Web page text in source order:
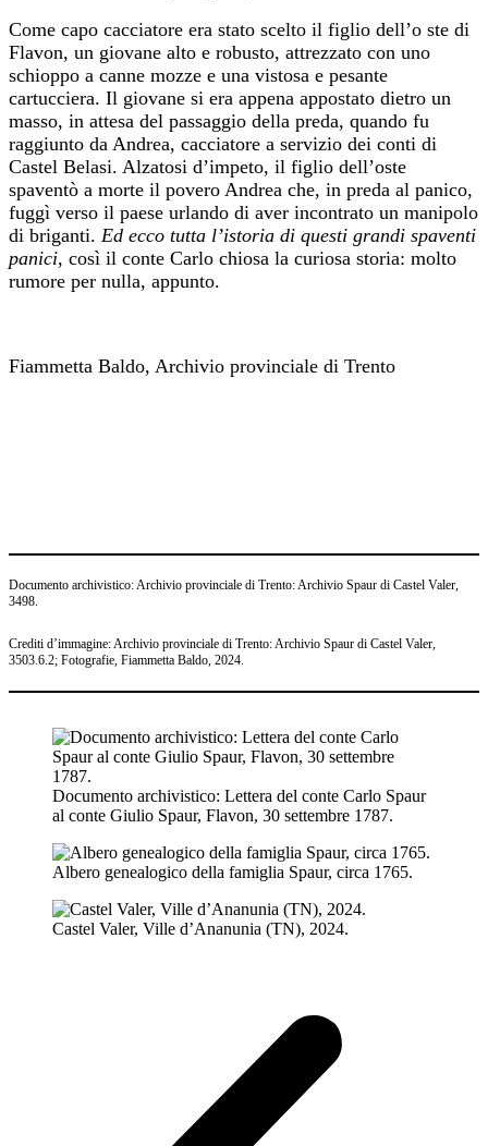
Come capo cacciatore era stato scelto il figlio dell’o ste di
Flavon, un giovane alto e robusto, attrezzato con uno
schioppo a canne mozze e una vistosa e pesante
cartucciera. Il giovane si era appena appostato dietro un
masso, in attesa del passaggio della preda, quando fu
raggiunto da Andrea, cacciatore a servizio dei conti di
Castel Belasi. Alzatosi d’impeto, il figlio dell’oste
spaventò a morte il povero Andrea che, in preda al panico,
fuggì verso il paese urlando di aver incontrato un manipolo
di briganti. Ed ecco tutta l’istoria di questi grandi spaventi
panici, così il conte Carlo chiosa la curiosa storia: molto
rumore per nulla, appunto.
Fiammetta Baldo, Archivio provinciale di Trento
Documento archivistico: Archivio provinciale di Trento: Archivio Spaur di Castel Valer,
3498.
Crediti d’immagine: Archivio provinciale di Trento: Archivio Spaur di Castel Valer,
3503.6.2; Fotografie, Fiammetta Baldo, 2024.
Documento archivistico: Lettera del conte Carlo Spaur
al conte Giulio Spaur, Flavon, 30 settembre 1787.
Albero genealogico della famiglia Spaur, circa 1765.
Castel Valer, Ville d’Ananunia (TN), 2024.